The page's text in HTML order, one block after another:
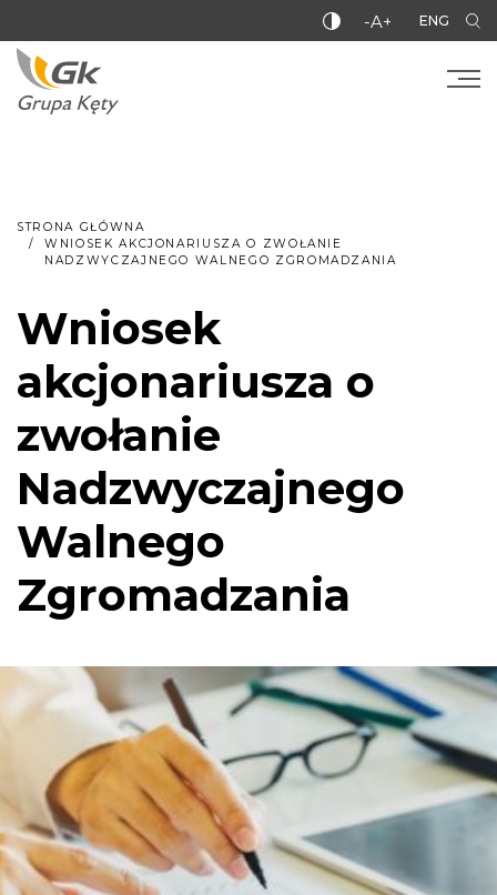
-A+ ENG
STRONA GŁÓWNA
WNIOSEK AKCJONARIUSZA O ZWOŁANIE
NADZWYCZAJNEGO WALNEGO ZGROMADZANIA
Wniosek
akcjonariusza o
zwołanie
Nadzwyczajnego
Walnego
Zgromadzania